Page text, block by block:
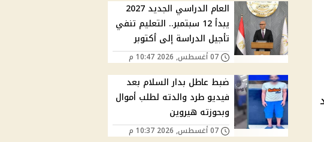
العام الدراسي الجديد 2027
يبدأ 12 سبتمبر.. التعليم تنفي
تأجيل الدراسة إلى أكتوبر
07 أغسطس, 2026 10:47 م
ضبط عاطل بدار السلام بعد
فيديو طرد والدته لطلب أموال
وبحوزته هيروين
07 أغسطس, 2026 10:37 م